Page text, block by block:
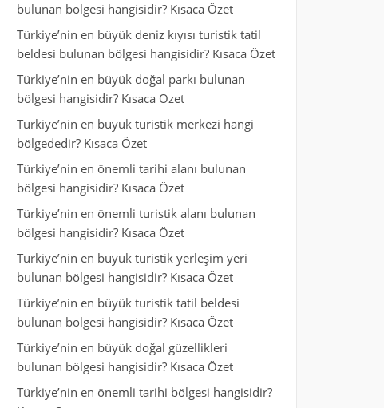
bulunan bölgesi hangisidir? Kısaca Özet
Türkiye’nin en büyük deniz kıyısı turistik tatil
beldesi bulunan bölgesi hangisidir? Kısaca Özet
Türkiye’nin en büyük doğal parkı bulunan
bölgesi hangisidir? Kısaca Özet
Türkiye’nin en büyük turistik merkezi hangi
bölgededir? Kısaca Özet
Türkiye’nin en önemli tarihi alanı bulunan
bölgesi hangisidir? Kısaca Özet
Türkiye’nin en önemli turistik alanı bulunan
bölgesi hangisidir? Kısaca Özet
Türkiye’nin en büyük turistik yerleşim yeri
bulunan bölgesi hangisidir? Kısaca Özet
Türkiye’nin en büyük turistik tatil beldesi
bulunan bölgesi hangisidir? Kısaca Özet
Türkiye’nin en büyük doğal güzellikleri
bulunan bölgesi hangisidir? Kısaca Özet
Türkiye’nin en önemli tarihi bölgesi hangisidir?